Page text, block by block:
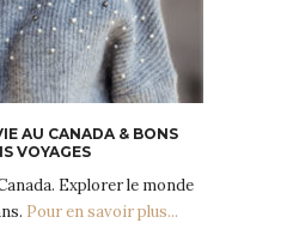
AU CANADA & BONS
VOYAGES
Explorer le monde
Pour en savoir plus...